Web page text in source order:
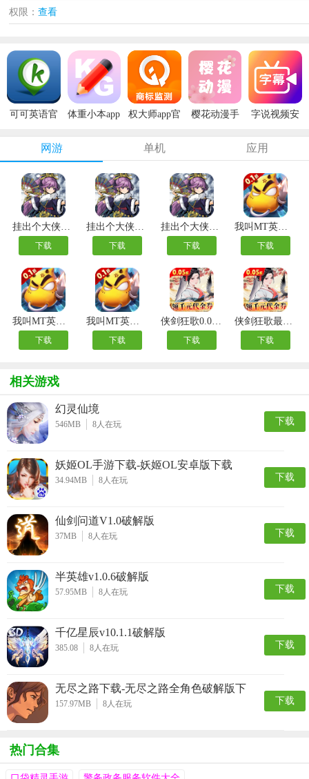
权限：查看
可可英语官
体重小本app
权大师app官
樱花动漫手
字说视频安
网游 单机 应用
挂出个大侠变态版
下载
挂出个大侠0.05折
下载
挂出个大侠内购版
下载
我叫MT英雄杀内测版
下载
我叫MT英雄杀手游
下载
我叫MT英雄杀公益服
下载
侠剑狂歌0.05折千元福利版
下载
侠剑狂歌最新版
下载
相关游戏
幻灵仙境
546MB 8人在玩 下载
妖姬OL手游下载-妖姬OL安卓版下载
34.94MB 8人在玩 下载
仙剑问道V1.0破解版
37MB 8人在玩 下载
半英雄v1.0.6破解版
57.95MB 8人在玩 下载
千亿星辰v10.1.1破解版
385.08 8人在玩 下载
无尽之路下载-无尽之路全角色破解版下
载 v1.0
157.97MB 8人在玩 下载
热门合集